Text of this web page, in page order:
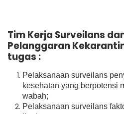
Tim Kerja Surveilans
Pelanggaran
tugas :
Pelaksanaan surveilans
kesehatan yang berpotensi
wabah;
Pelaksanaan surveilans